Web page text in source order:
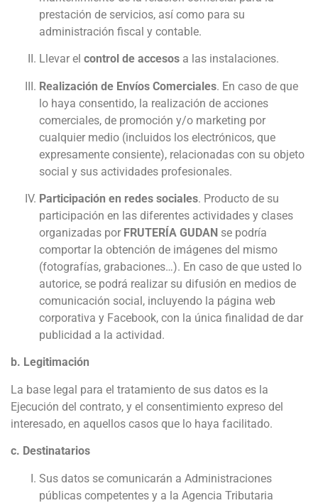
prestación de servicios, así como para su
administración fiscal y contable.
Llevar el control de accesos a las instalaciones.
Realización de Envíos Comerciales. En caso de que
lo haya consentido, la realización de acciones
comerciales, de promoción y/o marketing por
cualquier medio (incluidos los electrónicos, que
expresamente consiente), relacionadas con su objeto
social y sus actividades profesionales.
Participación en redes sociales. Producto de su
participación en las diferentes actividades y clases
organizadas por FRUTERÍA GUDAN se podría
comportar la obtención de imágenes del mismo
(fotografías, grabaciones…). En caso de que usted lo
autorice, se podrá realizar su difusión en medios de
comunicación social, incluyendo la página web
corporativa y Facebook, con la única finalidad de dar
publicidad a la actividad.
b. Legitimación
La base legal para el tratamiento de sus datos es la
Ejecución del contrato, y el consentimiento expreso del
interesado, en aquellos casos que lo haya facilitado.
c. Destinatarios
Sus datos se comunicarán a Administraciones
públicas competentes y a la Agencia Tributaria